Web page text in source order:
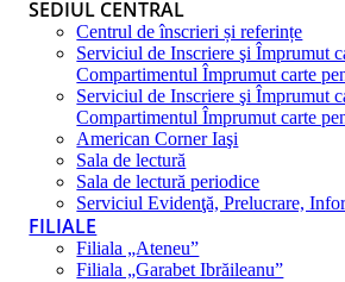
SEDIUL CENTRAL
Centrul de înscrieri și referințe
Serviciul de Inscriere şi Împrumut
Compartimentul Împrumut carte
Serviciul de Inscriere şi Împrumut
Compartimentul Împrumut carte
American Corner Iaşi
Sala de lectură
Sala de lectură periodice
Serviciul Evidenţă, Prelucrare,
FILIALE
Filiala „Ateneu”
Filiala „Garabet Ibrăileanu”